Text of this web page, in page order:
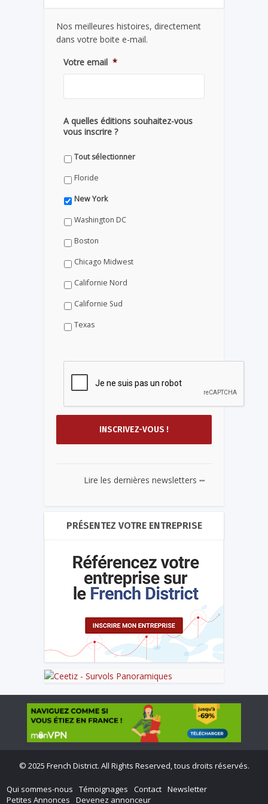
Nos meilleures histoires, directement
dans votre boite e-mail.
Votre email *
A quelles éditions souhaitez-vous
vous inscrire ?
Tout sélectionner
Floride
New York
Washington DC
Boston
Chicago Midwest
Californie Nord
Californie Sud
Texas
Lire les dernières newsletters ...
PRÉSENTEZ VOTRE ENTREPRISE
© 2025 French District. All Rights Reserved, tous droits réservés.
Qui sommes-nous Témoignages Contact Newsletter
Petites Annonces
Devenez annonceur